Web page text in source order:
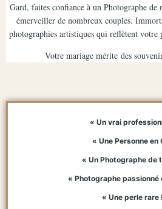
Gard, faites confiance à un Photographe de
émerveiller de nombreux couples.
photographies artistiques qui reflètent votre
Votre mariage mérite des
« Un vrai
« Une Personne en
« Un Photographe de
« Photographe passionné
« Une perle rare